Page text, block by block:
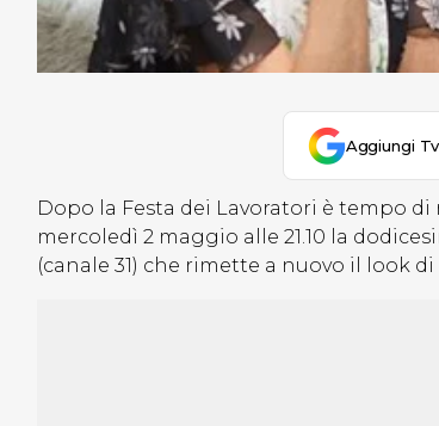
Aggiungi
Dopo la Festa dei Lavoratori è tempo di
mercoledì 2 maggio alle 21.10 la
(canale 31) che rimette a nuovo il look